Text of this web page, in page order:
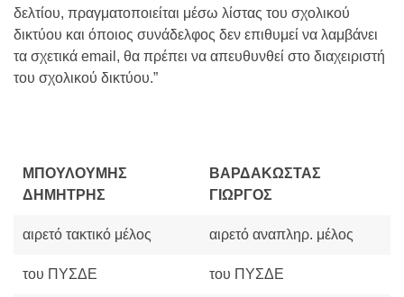
δελτίου, πραγματοποιείται μέσω λίστας του σχολικού
δικτύου και όποιος συνάδελφος δεν επιθυμεί να λαμβάνει
τα σχετικά email, θα πρέπει να απευθυνθεί στο διαχειριστή
του σχολικού δικτύου.”
ΜΠΟΥΛΟΥΜΗΣ
ΔΗΜΗΤΡΗΣ
ΒΑΡΔΑΚΩΣΤΑΣ
ΓΙΩΡΓΟΣ
αιρετό τακτικό μέλος αιρετό αναπληρ. μέλος
του ΠΥΣΔΕ του ΠΥΣΔΕ